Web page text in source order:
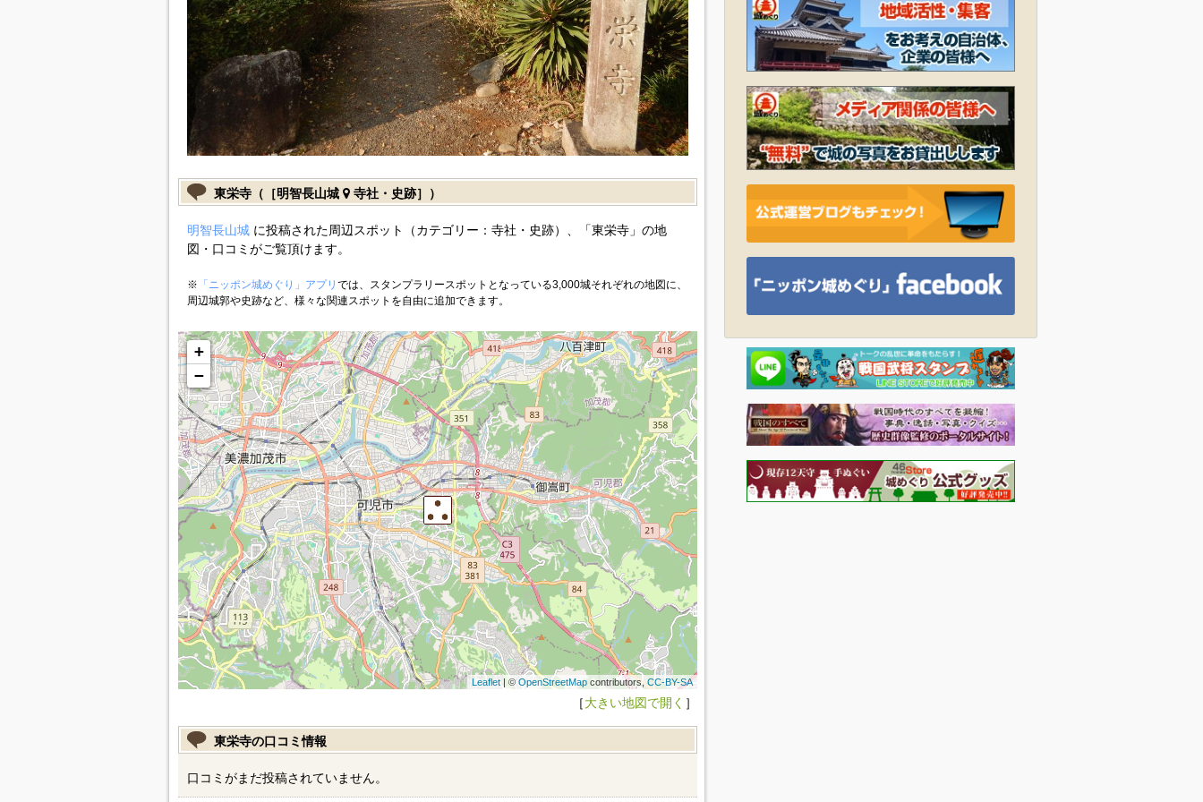
東栄寺（［明智長山城 寺社・史跡］）
明智長山城に投稿された周辺スポット（カテゴリー：寺社・史跡）、「東栄寺」の地
図・口コミがご覧頂けます。
※ 「ニッポン城めぐり」アプリ では、スタンプラリースポットとなっている3,000城それぞれの地図に、
周辺城郭や史跡など、様々な関連スポットを自由に追加できます。
+
−
Leaflet| © OpenStreetMapcontributors,CC-BY-SA
［大きい地図で開く ］
東栄寺の口コミ情報
口コミがまだ投稿されていません。